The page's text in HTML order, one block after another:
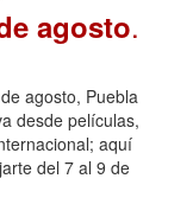
agosto.
agosto, Puebla
desde películas,
aquí
del 7 al 9 de